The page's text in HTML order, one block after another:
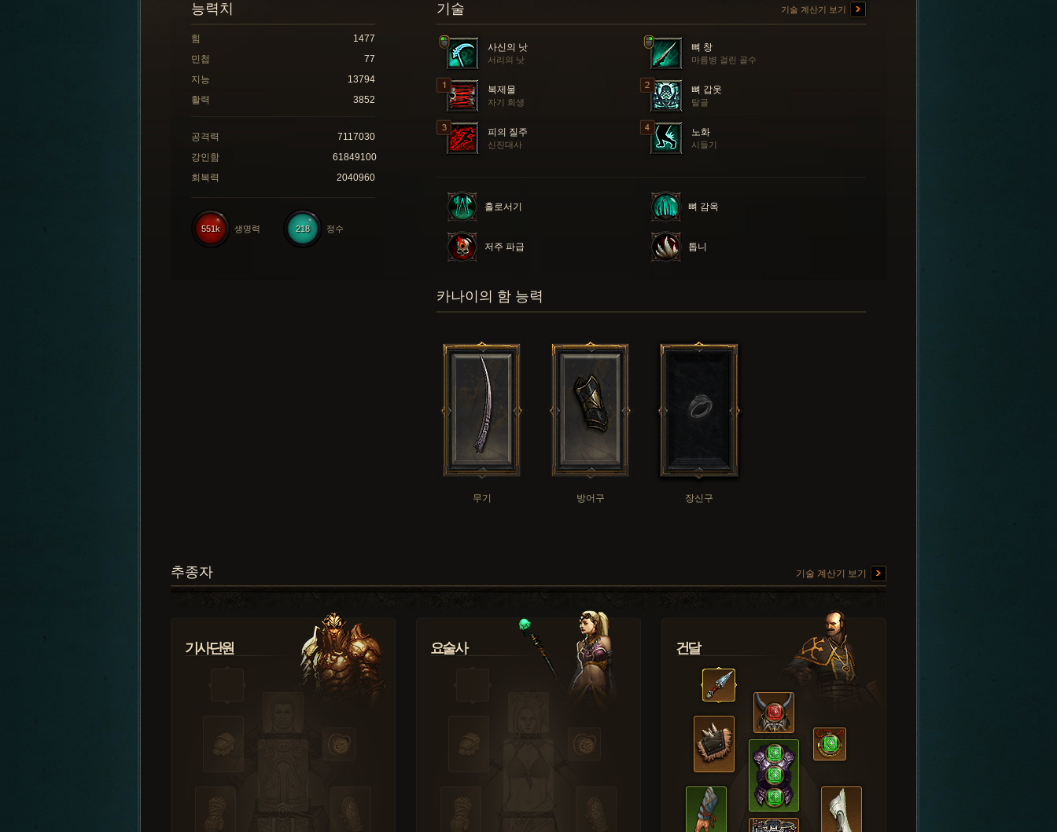
기술 기술 계산기 보기
사신의 낫
서리의 낫
뼈 창
마름병 걸린 골수
복제물
자기 희생
뼈 갑옷
탈골
피의 질주
신진대사
노화
시들기
홀로서기 뼈 감옥
저주 파급 톱니
능력치
힘
1477
민첩
77
지능
13794
활력
3852
공격력
7117030
강인함
61849100
회복력
2040960
218 정수
551k 생명력
카나이의 함 능력
무기 방어구 장신구
추종자 기술 계산기 보기
기사단원 요술사 건달